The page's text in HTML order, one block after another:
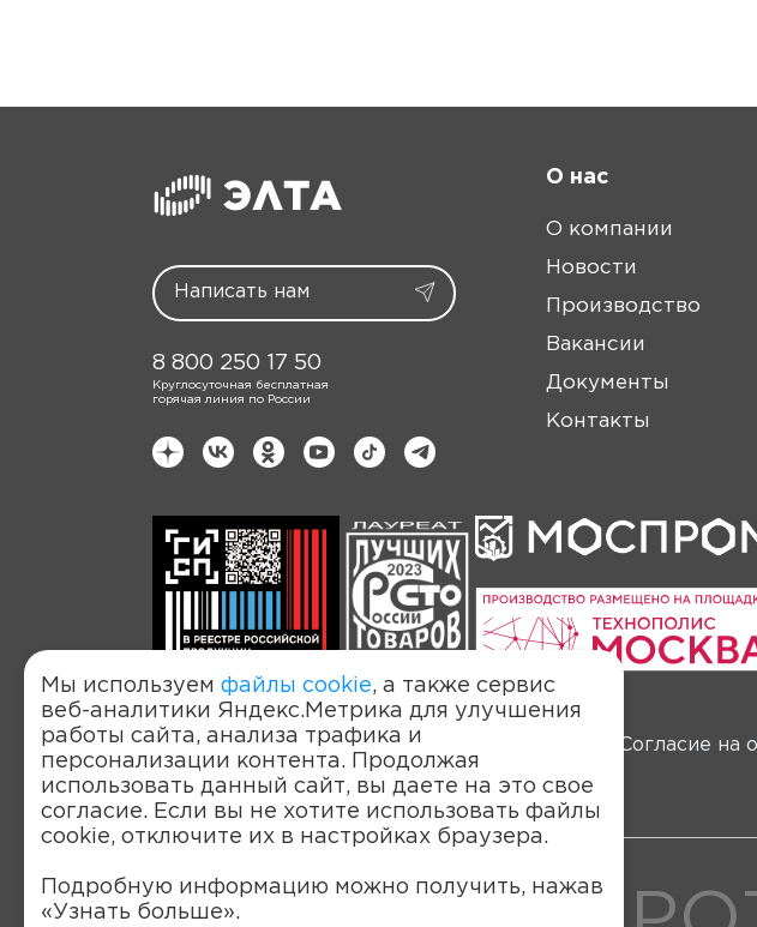
8 800 250 17 50
Круглосуточная бесплатная
горячая линия по России
О нас
О компании
Новости
Производство
Вакансии
Документы
Контакты
Политика обработки персональных данных Согласие на
© 2022-2026, OOO «Компания «ЭЛТА»
Мы используем файлы cookie, а также сервис
веб-аналитики Яндекс.Метрика для улучшения
работы сайта, анализа трафика и
персонализации контента. Продолжая
использовать данный сайт, вы даете на это свое
согласие. Если вы не хотите использовать файлы
cookie, отключите их в настройках браузера.
Подробную информацию можно получить, нажав
«Узнать больше».